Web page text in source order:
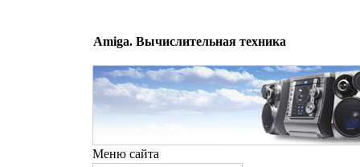
Amiga. Вычислительная техника
Меню сайта